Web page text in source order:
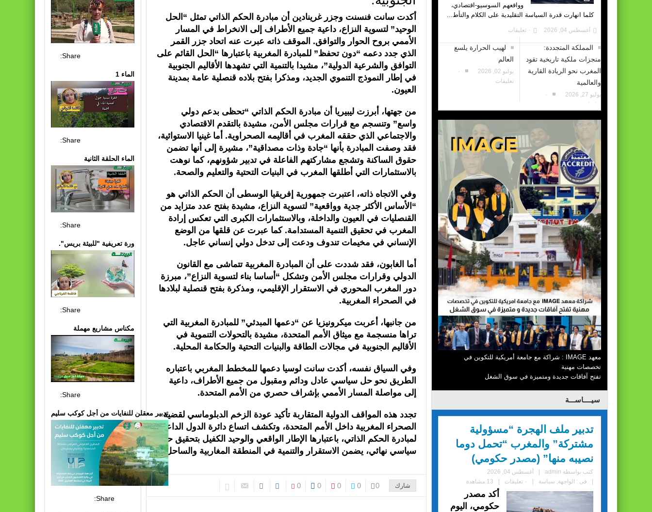
أكدت سانت فنسنت وجزر غرينادين أن مبادرة الحكم الذاتي تمثل “الحل
الوحيد” لتسوية النزاع، داعية جميع الأطراف إلى الانخراط في المسار
الأممي بروح الحوار والتوافق. الموقف ذاته عبرت عنه اتحاد جزر القمر
الذي جدد دعمه “دون تحفظ” للمبادرة المغربية باعتبارها “الحل القائم على
التوافق والشرعية الدولية”، مشيدا بالتنمية التي تشهدها الأقاليم الجنوبية
في إطار النموذج التنموي الجديد، ومذكرا بفتح بلاده قنصلية عامة بمدينة
العيون.
من جهتها، أبرزت ليبيريا أن مبادرة الحكم الذاتي “تحظى بدعم دولي
واسع” وتنسجم مع قرارات مجلس الأمن، مشيدة بالتقدم الاقتصادي
والاجتماعي الذي حققه المغرب في أقاليمه الصحراوية. أما غينيا الاستوائية،
فقد وصفت المبادرة بأنها “جادة وذات مصداقية”، مشيرة إلى أنها تضمن
حقوق الساكنة وتشجع مشاركتهم الفاعلة في تدبير شؤونهم، كما نوهت
بالاستثمارات التي أطلقها المغرب في البنيات التحتية والتعليم والصحة.
وفي الاتجاه ذاته، اعتبرت جمهورية إفريقيا الوسطى أن الحكم الذاتي هو
“الأساس الأكثر جدية وواقعية” لتسوية النزاع، مشيدة بفتح عدد متزايد من
القنصليات في العيون والداخلة، وبالاستثمارات الكبرى التي تعكس إرادة
المغرب في تحقيق التنمية المستدامة. كما عبرت عن قلقها من الوضع
الإنساني في مخيمات تندوف ودعت إلى تدخل دولي إنساني عاجل.
أما الغابون، فقد شددت على أن المبادرة المغربية تتماشى مع القانون
الدولي وقرارات مجلس الأمن وتشكل “أساسا بناء لتسوية النزاع”، مبرزة
دور المغرب المحوري في الاستقرار الإقليمي، ومذكرة بفتح قنصلية لبلادها
في الصحراء المغربية.
من جانبها، أعربت ميكرونيزيا عن “دعمها المبدئي” للمبادرة المغربية التي
تراها منسجمة مع ميثاق الأمم المتحدة، مشيدة بالتحولات التنموية في
الأقاليم الجنوبية في مجالات الطاقة والبنيات التحتية والحكامة المحلية.
وفي السياق نفسه، أكدت سانت لوسيا دعمها للمخطط المغربي باعتباره
الطريق نحو حل سياسي عادل ودائم ومقبول من جميع الأطراف، داعية
إلى مواصلة المسار الأممي بإشراف حصري من الأمم المتحدة.
تجدد هذه المواقف الدولية المتقاربة تأكيد عودة الزخم الدبلوماسي لقضية
الصحراء المغربية داخل الأمم المتحدة، وتكشف اتساع دائرة الدول الداعمة
لمبادرة الحكم الذاتي، باعتبارها الإطار الواقعي والوحيد الكفيل بتحقيق حل
سياسي نهائي، يضمن الاستقرار والتنمية في المنطقة المغاربية والساحل.
شارك 0
0
0
0
0
Share:
الماء 1
Share:
الماء الحلقة الثانية
Share:
ورة تعريفية "للبيئة بريس".
Share:
مكناس مشاريع مهملة
Share:
تدبير معقلن للنفايات من أجل كوكب سليم
Share:
وواقعهم السوسيو-اقتصادي،
كلما انهارت قدرة السياسة التقليدية على الكلام والتأط...
أغسطس 04, 2026 ٠ تعليقات
المملكة المتجددة:
منجزات ملكية تاريخية تقود
المغرب نحو الريادة القارية
والعالمية
يوليو 27, 2026
٠
تعليقات
لهيب الحرارة يلسع
العالم
يوليو 02, 2026
٠
تعليقات
معهد IMAGE : شراكة مع جامعة أمريكية للتكوين في
تخصصات مهنية
تفتح آفاقات جديدة ومتميزة في سوق الشغل
سيــــاســـة
تدبير ملف الهجرة “مسؤولية
مشتركة” والمغرب “تحمل دوما
نصيبه منها” (مصدر حكومي)
كتب بواسطة admin
أغسطس 04, 2026
فى : الواجهة, سياسة ٠ تعليقات 13 مشاهدة
أكد مصدر
حكومي، اليوم